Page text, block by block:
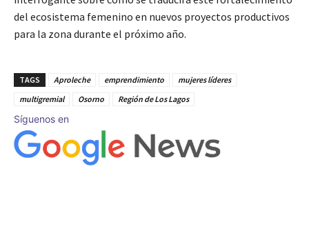
del ecosistema femenino en nuevos proyectos productivos
para la zona durante el próximo año.
TAGS Aproleche emprendimiento
mujeres líderes
multigremial
Osorno Región de Los Lagos
Síguenos en